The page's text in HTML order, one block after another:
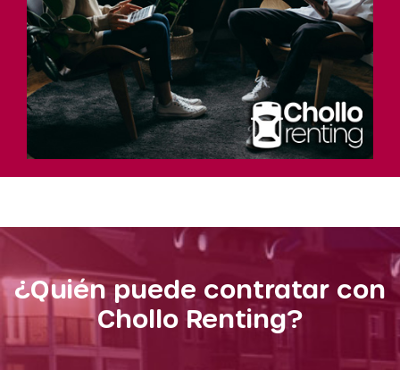
¿Quién puede contratar con
Chollo Renting?